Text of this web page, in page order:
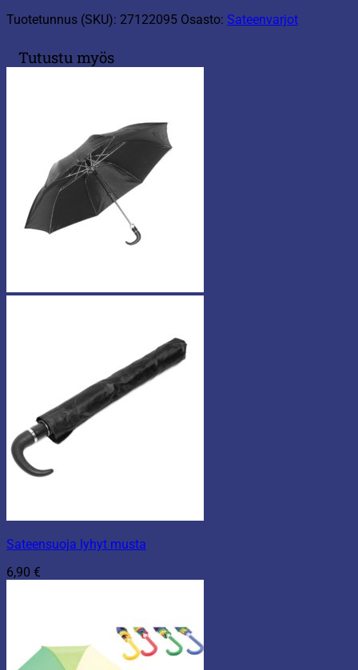
Tuotetunnus (SKU): 27122095 Osasto: Sateenvarjot
Tutustu myös
Sateensuoja lyhyt musta
6,90 €